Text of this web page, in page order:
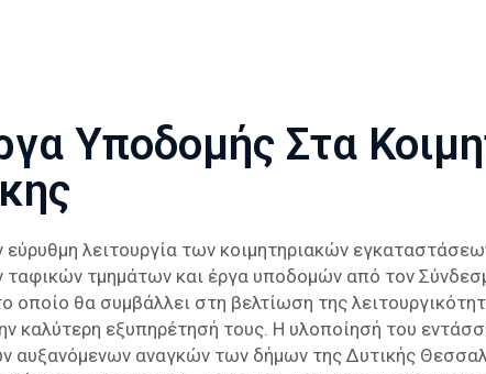
Υποδομής Στα
λειτουργία των κοιμητηριακών
τμημάτων και έργα υποδομών από τον
οποίο θα συμβάλλει στη βελτίωση της
καλύτερη εξυπηρέτησή τους. Η υλοποίησή του
αυξανόμενων αναγκών των δήμων της Δυτικής